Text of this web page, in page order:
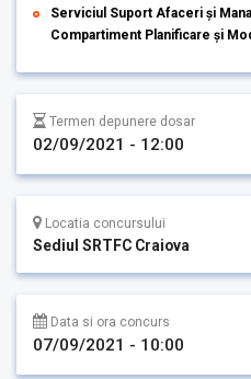
Serviciul Suport Afaceri și
Compartiment Planificare și
Termen depunere dosar
02/09/2021 - 12:00
Locatia concursului
Sediul SRTFC Craiova
Data si ora concurs
07/09/2021 - 10:00